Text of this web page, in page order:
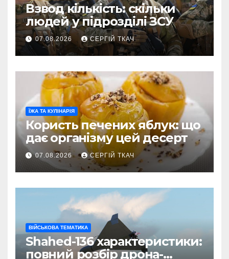
Взвод кількість: скільки
людей у підрозділі ЗСУ
07.08.2026 СЕРГІЙ ТКАЧ
ЇЖА ТА КУЛІНАРІЯ
Користь печених яблук: що
дає організму цей десерт
07.08.2026 СЕРГІЙ ТКАЧ
ВІЙСЬКОВА ТЕМАТИКА
Shahed-136 характеристики:
повний розбір дрона-